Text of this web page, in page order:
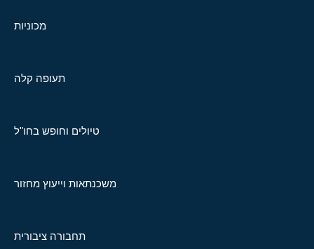
מכוניות
תעופה קלה
טיולים וחופש בחו"ל
משכנתאות וייעוץ מחזור
תחבורה ציבורית